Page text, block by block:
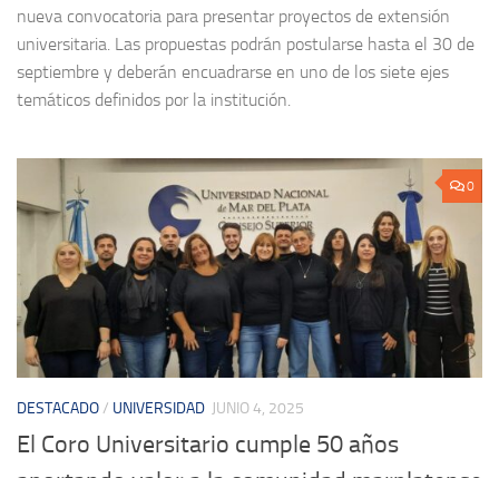
nueva convocatoria para presentar proyectos de extensión
universitaria. Las propuestas podrán postularse hasta el 30 de
septiembre y deberán encuadrarse en uno de los siete ejes
temáticos definidos por la institución.
0
DESTACADO/ UNIVERSIDAD JUNIO 4, 2025
El Coro Universitario cumple 50 años